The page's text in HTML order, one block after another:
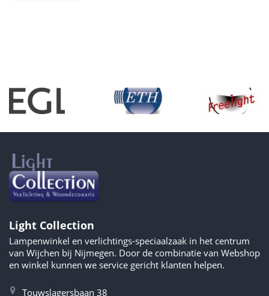
Light Collection
Lampenwinkel en verlichtings-speciaalzaak in het centrum
van Wijchen bij Nijmegen. Door de combinatie van Webshop
en winkel kunnen we service gericht klanten helpen.
Touwslagersbaan 38